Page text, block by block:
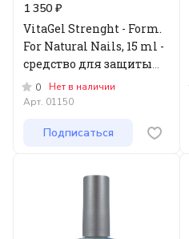
1 350 ₽
VitaGel Strenght - Form.
For Natural Nails, 15 ml -
средство для защиты
натуральных ногтей
0
Нет в наличии
Арт. 01150
Подписаться